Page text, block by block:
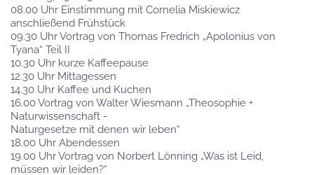
08.00 Uhr Einstimmung mit Cornelia Miskiewicz
anschließend Frühstück
09.30 Uhr Vortrag von Thomas Fredrich „Apolonius von
Tyana“ Teil II
10.30 Uhr kurze Kaffeepause
12.30 Uhr Mittagessen
14.30 Uhr Kaffee und Kuchen
16.00 Vortrag von Walter Wiesmann „Theosophie +
Naturwissenschaft -
Naturgesetze mit denen wir leben“
18.00 Uhr Abendessen
19.00 Uhr Vortrag von Norbert Lönning „Was ist Leid,
müssen wir leiden?“